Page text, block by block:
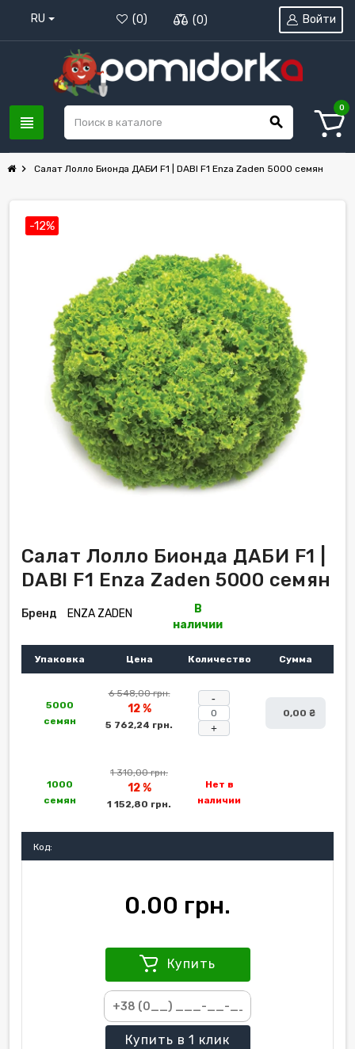
RU (0) (0)
view_headline search
Войти
0
chevron_right Салат Лолло Бионда ДАБИ F1 | DABI F1 Enza Zaden 5000 семян
-12%
Салат Лолло Бионда ДАБИ F1 |
DABI F1 Enza Zaden 5000 семян
Бренд ENZA ZADEN
В
наличии
Упаковка Цена Количество Сумма
5000
семян
6 548,00 грн.
12 %
5 762,24 грн. +
0,00 ₴
1000
семян
1 310,00 грн.
12 %
1 152,80 грн.
Нет в
наличии
Код:
0.00 грн.
Купить
Купить в 1 клик